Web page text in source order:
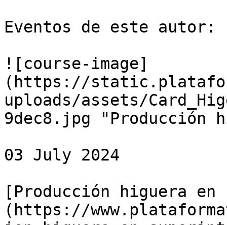
Eventos de este autor:
![course-image]
(https://
uploads/assets/
9dec8.jpg "Producción
03 July 2024
[Producción higuera
(https://